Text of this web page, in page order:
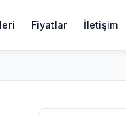
Fiyatlar İletişim